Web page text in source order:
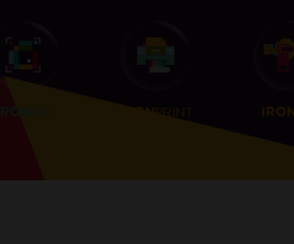
IRONPRINT IRON
人のエンジニ